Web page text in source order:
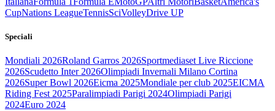
CupNations LeagueTennisSciVolleyDrive UP
Speciali
Mondiali 2026Roland Garros 2026Sportmediaset Live Riccione
2026Scudetto Inter 2026Olimpiadi Invernali Milano Cortina
2026Super Bowl 2026Eicma 2025Mondiale per club 2025EICMA
Riding Fest 2025Paralimpiadi Parigi 2024Olimpiadi Parigi
2024Euro 2024